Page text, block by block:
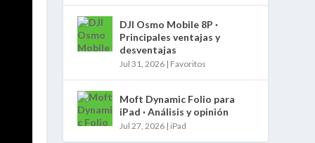
DJI Osmo Mobile 8P ·
Principales ventajas y
desventajas
Jul 31, 2026 | Favoritos
Moft Dynamic Folio para
iPad · Análisis y opinión
Jul 27, 2026 | iPad